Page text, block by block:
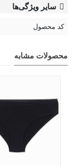
سایر ویژگی‌ها
کد محصول
محصولات مشابه